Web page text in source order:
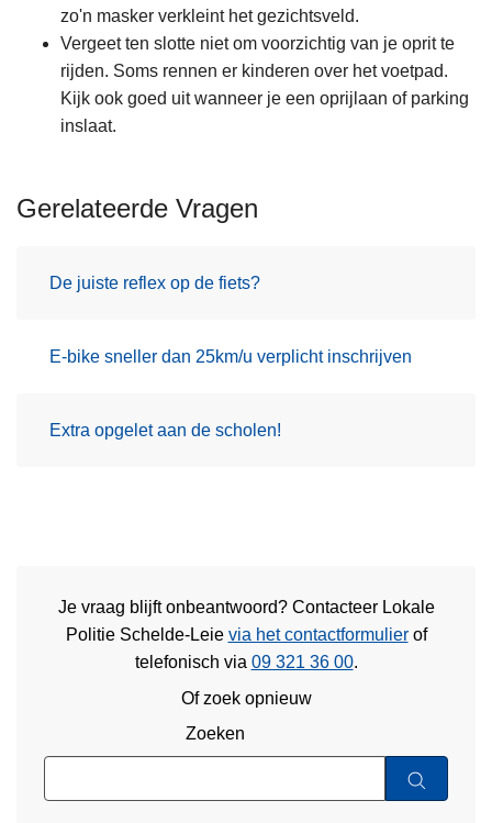
zo'n masker verkleint het gezichtsveld.
Vergeet ten slotte niet om voorzichtig van je oprit te
rijden. Soms rennen er kinderen over het voetpad.
Kijk ook goed uit wanneer je een oprijlaan of parking
inslaat.
Gerelateerde Vragen
De juiste reflex op de fiets?
E-bike sneller dan 25km/u verplicht inschrijven
Extra opgelet aan de scholen!
Je vraag blijft onbeantwoord? Contacteer Lokale
Politie Schelde-Leie via het contactformulierof
telefonisch via 09 321 36 00.
Of zoek opnieuw
Zoeken